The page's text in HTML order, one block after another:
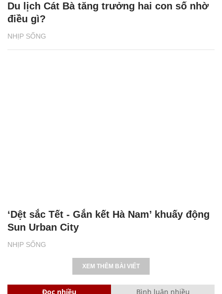
NHỊP SỐNG
Du lịch Cát Bà tăng trưởng hai con số nhờ
điều gì?
NHỊP SỐNG
‘Dệt sắc Tết - Gắn kết Hà Nam’ khuấy động
Sun Urban City
XEM THÊM BÀI VIẾT
Đọc nhiều Bình luận nhiều